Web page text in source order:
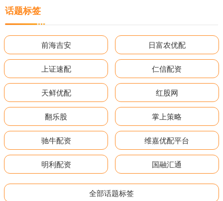
话题标签
前海吉安 日富农优配
上证速配 仁信配资
天鲜优配 红股网
翻乐股 掌上策略
驰牛配资 维嘉优配平台
明利配资 国融汇通
全部话题标签